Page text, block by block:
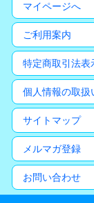
マイページへ
ご利用案内
特定商取引法表
個人情報の取扱
サイトマップ
メルマガ登録
お問い合わせ